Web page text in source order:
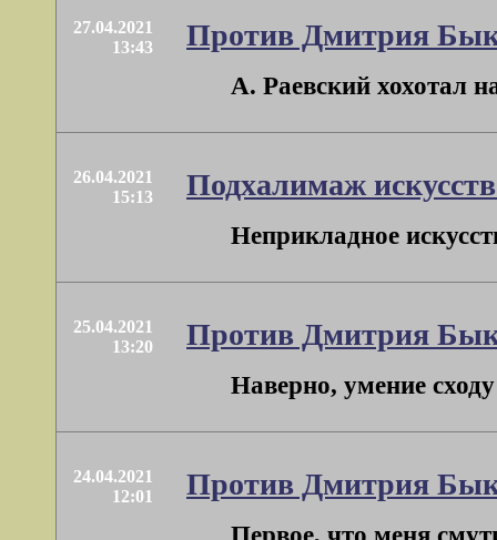
27.04.2021
13:43
Против Дмитрия
А. Раевский хохотал
26.04.2021
15:13
Подхалимаж
Неприкладное
25.04.2021
13:20
Против Дмитрия
Наверно, умение
24.04.2021
12:01
Против Дмитрия